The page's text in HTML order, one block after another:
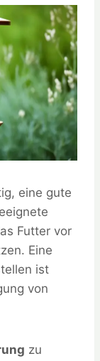
eine gute
Futter vor
Eine
ist
von
zu